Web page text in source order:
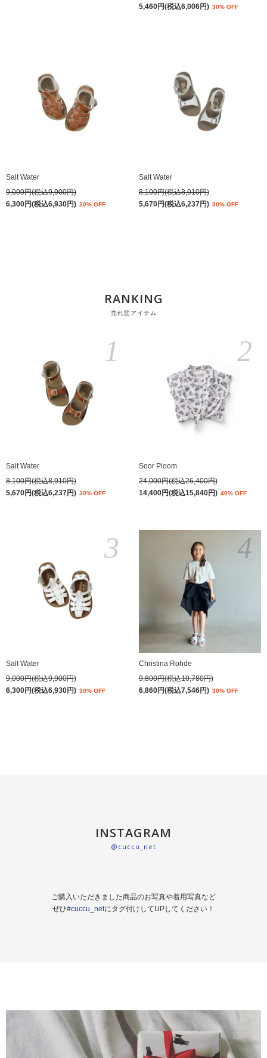
5,460円(税込6,006円) 30% OFF
Salt Water
9,000円(税込9,900円)
6,300円(税込6,930円) 30% OFF
Salt Water
8,100円(税込8,910円)
5,670円(税込6,237円) 30% OFF
RANKING
売れ筋アイテム
Salt Water
8,100円(税込8,910円)
5,670円(税込6,237円) 30% OFF
1
Soor Ploom
24,000円(税込26,400円)
14,400円(税込15,840円) 40% OFF
2
Salt Water
9,000円(税込9,900円)
6,300円(税込6,930円) 30% OFF
3
Christina Rohde
9,800円(税込10,780円)
6,860円(税込7,546円) 30% OFF
4
INSTAGRAM
@cuccu_net
ご購入いただきました商品のお写真や着用写真など
ぜひ#cuccu_netにタグ付けしてUPしてください！